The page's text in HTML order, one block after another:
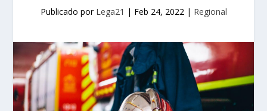
Publicado por Lega21 | Feb 24, 2022| Regional